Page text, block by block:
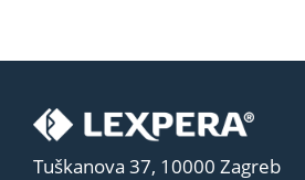
Tuškanova 37, 10000 Zagreb